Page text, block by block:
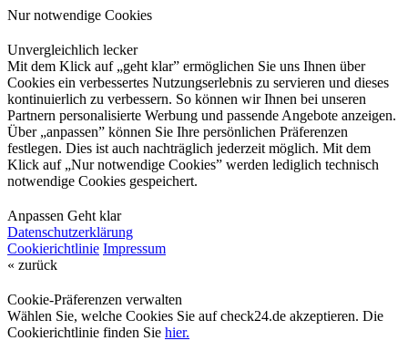
Nur notwendige Cookies
Unvergleichlich lecker
Mit dem Klick auf „geht klar” ermöglichen Sie uns Ihnen über
Cookies ein verbessertes Nutzungserlebnis zu servieren und dieses
kontinuierlich zu verbessern. So können wir Ihnen bei unseren
Partnern personalisierte Werbung und passende Angebote anzeigen.
Über „anpassen” können Sie Ihre persönlichen Präferenzen
festlegen. Dies ist auch nachträglich jederzeit möglich. Mit dem
Klick auf „Nur notwendige Cookies” werden lediglich technisch
notwendige Cookies gespeichert.
Anpassen Geht klar
Datenschutzerklärung
Cookierichtlinie Impressum
« zurück
Cookie-Präferenzen verwalten
Wählen Sie, welche Cookies Sie auf check24.de akzeptieren. Die
Cookierichtlinie finden Sie hier.